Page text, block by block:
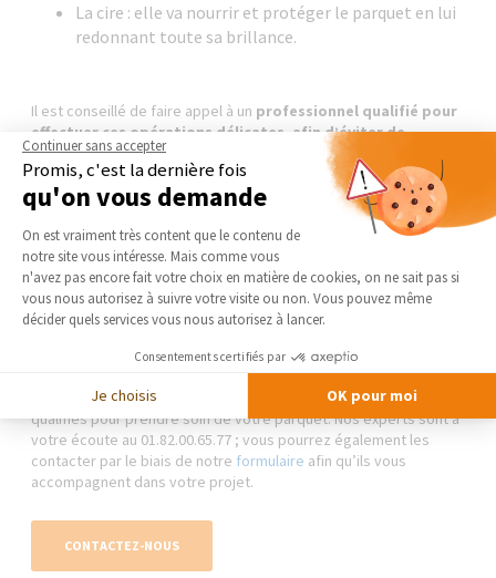
La cire : elle va nourrir et protéger le parquet en lui
redonnant toute sa brillance.
Il est conseillé de faire appel à un professionnel qualifié pour
effectuer ces opérations délicates, afin d’éviter de
nombreux désagréments
(sol creusé suite aux passages de la
machine, finitions peu harmonieuses, etc.)
La Maison Des Travaux
Meudon-Sèvresune des dernières réalisations de nos artisans :
la rénovation complète du parquet d'une maison située dans les
Hauts-de-Seine.
Vous ne savez pas vers qui vous tourner pour
ou le faire rénover ? Contactez un courtier en travaux de
La Maison Des Travaux Meudon-Sèvres: il vous
conseillera et sélectionnera pour vous des professionnels
qualifiés pour prendre soin de votre parquet. Nos experts sont à
votre écoute au 01.82.00.65.77 ; vous pourrez également les
contacter par le biais de notre formulaire afin qu’ils vous
accompagnent dans votre projet.
CONTACTEZ-NOUS
Continuer sans accepter
Promis, c'est la dernière fois
qu'on vous demande
Plateforme de Gestion du
On est vraiment très content que le contenu de
notre site vous intéresse. Mais comme vous
n'avez pas encore fait votre choix en matière de cookies, on ne sait pas si
vous nous autorisez à suivre votre visite ou non. Vous pouvez même
décider quels services vous nous autorisez à lancer.
Consentements certifiés par
Je choisis OK pour moi
Axeptio consent